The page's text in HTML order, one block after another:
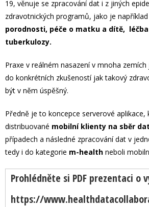
19, věnuje se zpracování dat i z jiných
zdravotnických programů, jako je například
porodnosti, péče o matku a dítě,
tuberkulozy.
Praxe v reálném nasazení v mnoha
do konkrétních zkušeností jak takový
být v něm úspěšný.
Předně je to koncepce serverové aplikace,
distribuované mobilní klienty na sběr
případech a následné zpracování dat v
tedy i do kategorie m-health neboli
Prohlédněte si PDF prezentaci o
https://